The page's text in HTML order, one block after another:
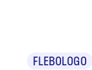
FLEBOLOGO